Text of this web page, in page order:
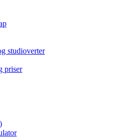
studioverter
priser